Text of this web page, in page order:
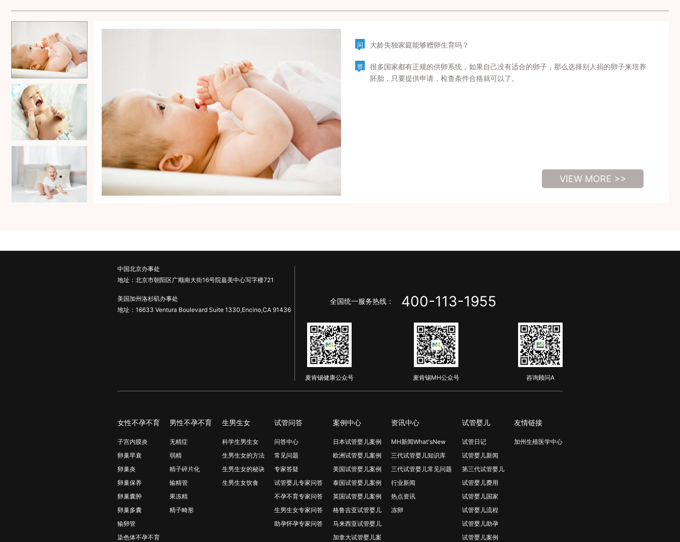
问 大龄失独家庭能够赠卵生育吗？
答
很多国家都有正规的供卵系统，如果自己没有适合的卵子，那么选择别人捐的卵子来培养
胚胎，只要提供申请，检查条件合格就可以了。
VIEW MORE >>
中国北京办事处
地址：北京市朝阳区广顺南大街16号院嘉美中心写字楼721
美国加州洛杉矶办事处
地址：16633 Ventura Boulevard Suite 1330,Encino,CA 91436
全国统一服务热线： 400-113-1955
麦肯锡健康公众号 麦肯锡MH公众号 咨询顾问A
女性不孕不育
子宫内膜炎
卵巢早衰
卵巢炎
卵巢保养
卵巢囊肿
卵巢多囊
输卵管
染色体不孕不育
男性不孕不育
无精症
弱精
精子碎片化
输精管
果冻精
精子畸形
生男生女
科学生男生女
生男生女的方法
生男生女的秘诀
生男生女饮食
试管问答
问答中心
常见问题
专家答疑
试管婴儿专家问答
不孕不育专家问答
生男生女专家问答
助孕怀孕专家问答
案例中心
日本试管婴儿案例
欧洲试管婴儿案例
美国试管婴儿案例
泰国试管婴儿案例
英国试管婴儿案例
格鲁吉亚试管婴儿
马来西亚试管婴儿
加拿大试管婴儿案
资讯中心
MH新闻What'sNew
三代试管婴儿知识库
三代试管婴儿常见问题
行业新闻
热点资讯
冻卵
试管婴儿
试管日记
试管婴儿新闻
第三代试管婴儿
试管婴儿费用
试管婴儿国家
试管婴儿流程
试管婴儿助孕
试管婴儿案例
友情链接
加州生殖医学中心